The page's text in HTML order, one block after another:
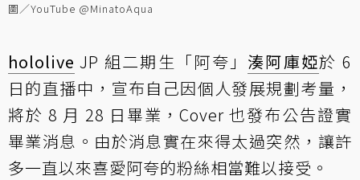
圖／YouTube @MinatoAqua
hololive JP 組二期生「阿夸」 湊阿庫婭於 6
日的直播中，宣布自己因個人發展規劃考量，
將於 8 月 28 日畢業，Cover 也發布公告證實
畢業消息。由於消息實在來得太過突然，讓許
多一直以來喜愛阿夸的粉絲相當難以接受。